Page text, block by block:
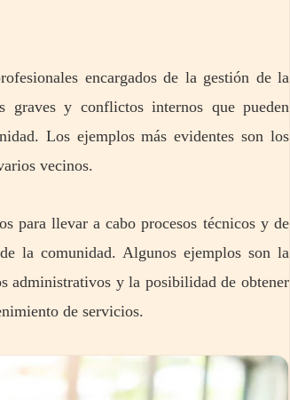
encargados de la gestión de la
graves y conflictos internos que pueden
Los ejemplos más evidentes son los
vecinos.
para llevar a cabo procesos técnicos y de
la comunidad. Algunos ejemplos son la
administrativos y la posibilidad de obtener
de servicios.